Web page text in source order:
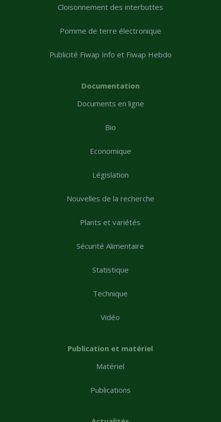
Cloisonnement des interbuttes
Pomme de terre électronique
Publicité Fiwap Info et Fiwap Hebdo
Documentation
Documents en ligne
Bio
Economique
Législation
Nouvelles de la recherche
Plants et variétés
Sécurité Alimentaire
Statistique
Technique
Vidéo
Publication et matériel
Matériel
Publications